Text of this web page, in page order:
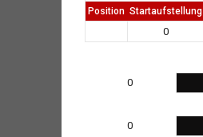
Position Startaufstellung
0
0
0